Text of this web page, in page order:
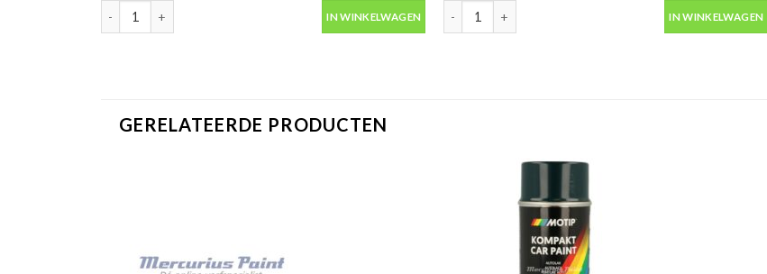
Motip 04054 primer grijs grondverf in spuitbus 500ml aantal
IN WINKELWAGEN
Blanke lak hooglans in spuitbus 500ml -Motip 04009 aantal
IN WINKELWAGEN
GERELATEERDE PRODUCTEN